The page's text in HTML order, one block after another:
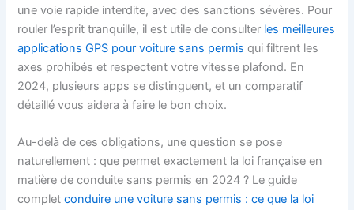
une voie rapide interdite, avec des sanctions sévères. Pour
rouler l’esprit tranquille, il est utile de consulter les meilleures
applications GPS pour voiture sans permis qui filtrent les
axes prohibés et respectent votre vitesse plafond. En
2024, plusieurs apps se distinguent, et un comparatif
détaillé vous aidera à faire le bon choix.
Au-delà de ces obligations, une question se pose
naturellement : que permet exactement la loi française en
matière de conduite sans permis en 2024 ? Le guide
completconduire une voiture sans permis : ce que la loi